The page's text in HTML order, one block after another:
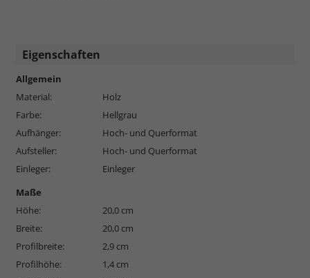
Eigenschaften
Allgemein
Material:
Holz
Farbe:
Hellgrau
Aufhänger:
Hoch- und Querformat
Aufsteller:
Hoch- und Querformat
Einleger:
Einleger
Maße
Höhe:
20,0 cm
Breite:
20,0 cm
Profilbreite:
2,9 cm
Profilhöhe:
1,4 cm